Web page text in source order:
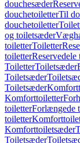
douchesæder
douchetoiletterTil
douchetoiletter
og toiletsæder
toiletterToiletter
toiletter
ToiletterToiletsæder
Toiletsæder
Toiletsæder
Komforttoiletter
toiletterForlængede
toiletter
Komforttoiletsæder
Toiletsæder